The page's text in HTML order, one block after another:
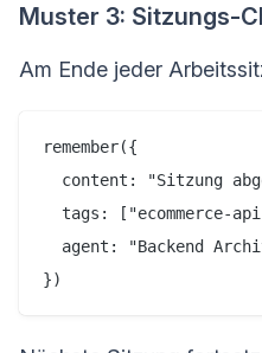
Muster 3: Sitzungs-
Am Ende jeder
remember({
content: "Sitzung
tags: ["ecommerce-
agent: "Backend